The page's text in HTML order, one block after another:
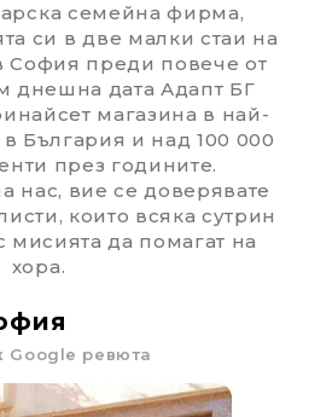
семейна фирма,
си в две малки стаи на
София преди повече от
днешна дата Адапт БГ
магазина в най-
България и над 100 000
през годините.
нас, вие се доверявате
които всяка сутрин
мисията да помагат на
хора.
Google ревюта